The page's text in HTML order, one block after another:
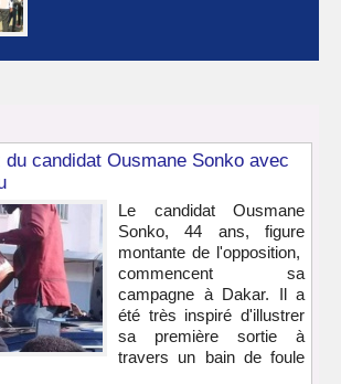
du candidat Ousmane Sonko avec
Le candidat Ousmane
Sonko, 44 ans, figure
montante de l'opposition,
commencent sa
campagne à Dakar. Il a
été très inspiré d'illustrer
sa première sortie à
travers un bain de foule